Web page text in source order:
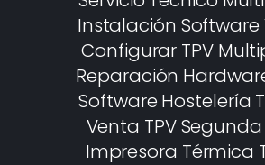
Instalación Software
Configurar TPV
Reparación
Software Hostelería
Venta TPV
Impresora Térmica